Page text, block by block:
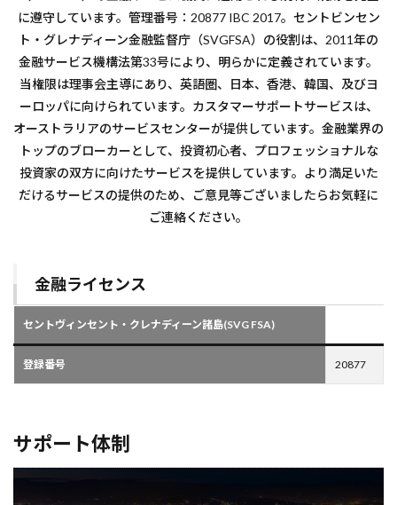
に遵守しています。管理番号：20877 IBC 2017。セントビンセン
ト・グレナディーン金融監督庁（SVGFSA）の役割は、2011年の
金融サービス機構法第33号により、明らかに定義されています。
当権限は理事会主導にあり、英語圏、日本、香港、韓国、及びヨ
ーロッパに向けられています。カスタマーサポートサービスは、
オーストラリアのサービスセンターが提供しています。金融業界の
トップのブローカーとして、投資初心者、プロフェッショナルな
投資家の双方に向けたサービスを提供しています。より満足いた
だけるサービスの提供のため、ご意見等ございましたらお気軽に
ご連絡ください。
金融ライセンス
セントヴィンセント・クレナディーン諸島(SVG FSA)
登録番号 20877
サポート体制